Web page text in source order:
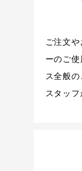
ご注文
ーのご
ス全般
スタッフ